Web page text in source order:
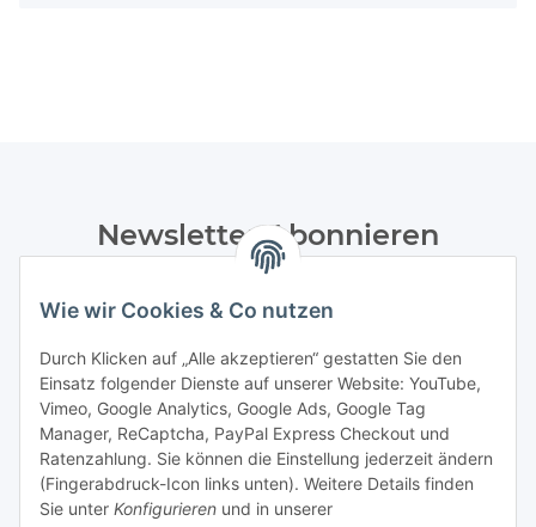
Wie wir Cookies & Co nutzen
Durch Klicken auf „Alle akzeptieren“ gestatten Sie den
Einsatz folgender Dienste auf unserer Website: YouTube,
Vimeo, Google Analytics, Google Ads, Google Tag
Manager, ReCaptcha, PayPal Express Checkout und
Ratenzahlung. Sie können die Einstellung jederzeit ändern
(Fingerabdruck-Icon links unten). Weitere Details finden
Sie unter Konfigurieren und in unserer
Newsletter Abonnieren
Datenschutzerklärungregelmäßig und jederzeit widerruflich
Abonnieren
Informationen